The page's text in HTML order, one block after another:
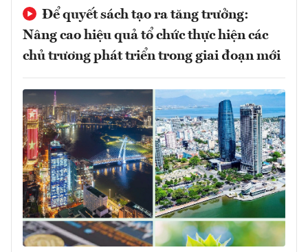
Để quyết sách tạo ra tăng trưởng:
Nâng cao hiệu quả tổ chức thực hiện các
chủ trương phát triển trong giai đoạn mới